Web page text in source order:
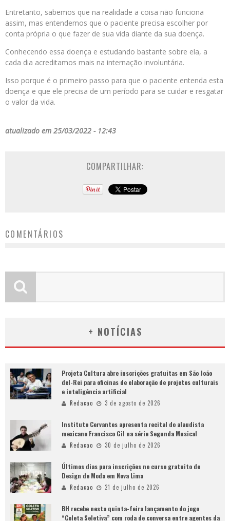
Entretanto, sabemos que na realidade a coisa não funciona
assim, mas entendemos que o paciente precisa escolher por
conta própria o que fazer de sua vida diante da sua doença.
Conhecendo essa doença e estudando bastante sobre ela, a
cada dia acreditamos mais na internação involuntária.
Isso porque é o primeiro passo para que o paciente entenda esta
doença e que ele precisa de um período para se cuidar e resgatar
o valor da vida.
atualizado em 25/03/2022 - 12:43
COMPARTILHAR:
COMENTÁRIOS
+ NOTÍCIAS
Projeta Cultura abre inscrições gratuitas em São João
del-Rei para oficinas de elaboração de projetos culturais
e inteligência artificial
Redacao 3 de agosto de 2026
Instituto Cervantes apresenta recital do alaudista
mexicano Francisco Gil na série Segunda Musical
Redacao 30 de julho de 2026
Últimos dias para inscrições no curso gratuito de
Design de Moda em Nova Lima
Redacao 21 de julho de 2026
BH recebe nesta quinta-feira lançamento do jogo
“Coleta Seletiva” com roda de conversa entre agentes da